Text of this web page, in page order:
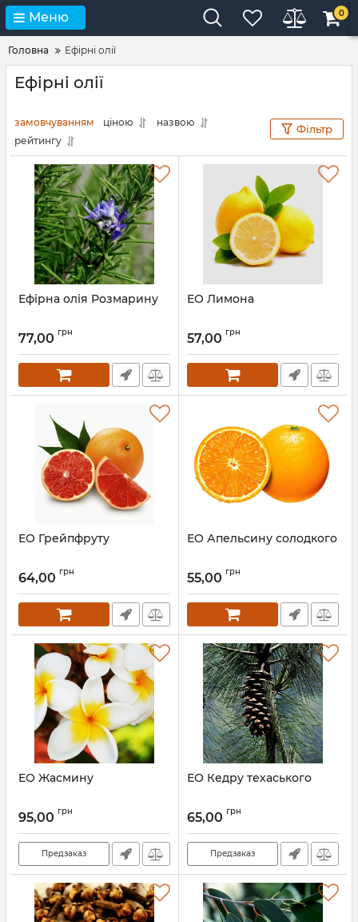
Меню 0
Головна Ефірні олії
Ефірні олії
замовчуванням ціною
назвою
рейтингу
Фільтр
Ефірна олія Розмарину
77,00 грн
ЕО Лимона
57,00 грн
ЕО Грейпфруту
64,00 грн
ЕО Апельсину солодкого
55,00 грн
ЕО Жасмину
95,00 грн
Предзаказ
ЕО Кедру техаського
65,00 грн
Предзаказ